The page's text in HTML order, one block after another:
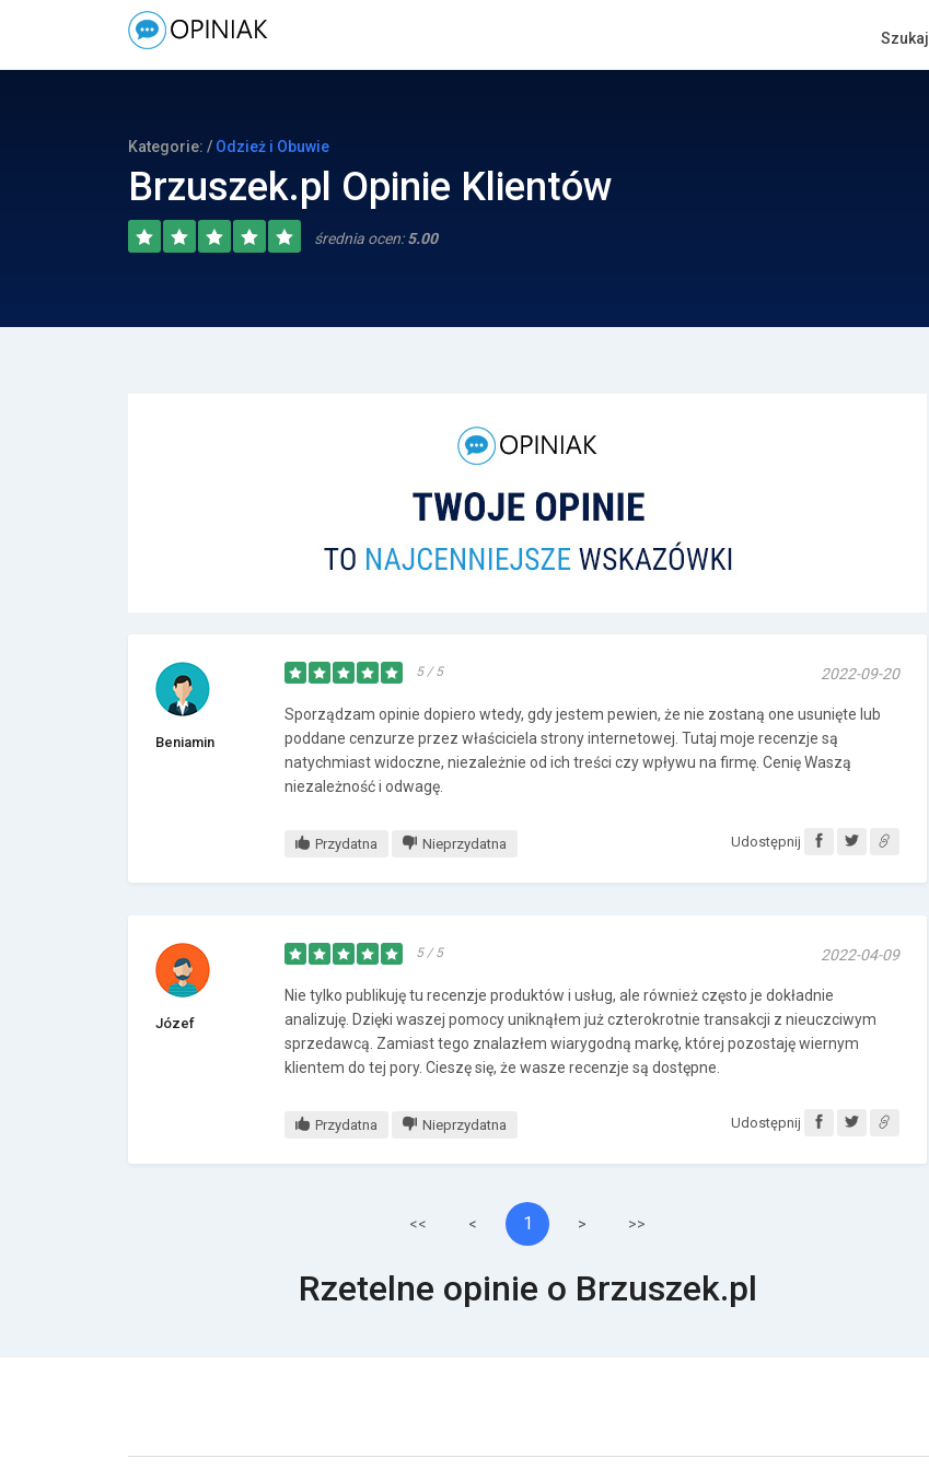
Kategorie: / Odzież i Obuwie
Brzuszek.pl Opinie Klientów
średnia ocen:5.00
Beniamin
5 / 5 2022-09-20
Sporządzam opinie dopiero wtedy, gdy jestem pewien, że nie zostaną one usunięte lub
poddane cenzurze przez właściciela strony internetowej. Tutaj moje recenzje są
natychmiast widoczne, niezależnie od ich treści czy wpływu na firmę. Cenię Waszą
niezależność i odwagę.
Przydatna Nieprzydatna Udostępnij
Józef
5 / 5 2022-04-09
Nie tylko publikuję tu recenzje produktów i usług, ale również często je dokładnie
analizuję. Dzięki waszej pomocy uniknąłem już czterokrotnie transakcji z nieuczciwym
sprzedawcą. Zamiast tego znalazłem wiarygodną markę, której pozostaję wiernym
klientem do tej pory. Cieszę się, że wasze recenzje są dostępne.
Przydatna Nieprzydatna Udostępnij
<< < 1 > >>
Rzetelne opinie o Brzuszek.pl
Szukaj